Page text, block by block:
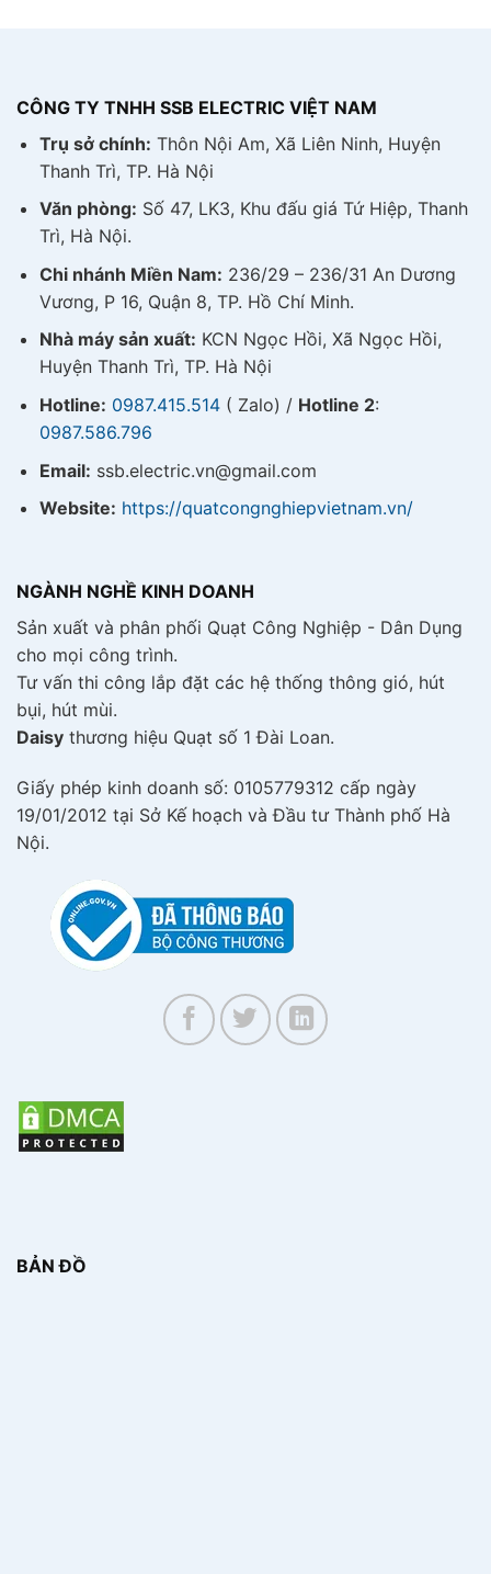
CÔNG TY TNHH SSB ELECTRIC VIỆT NAM
Trụ sở chính: Thôn Nội Am, Xã Liên Ninh, Huyện
Thanh Trì, TP. Hà Nội
Văn phòng: Số 47, LK3, Khu đấu giá Tứ Hiệp, Thanh
Trì, Hà Nội.
Chi nhánh Miền Nam: 236/29 – 236/31 An Dương
Vương, P 16, Quận 8, TP. Hồ Chí Minh.
Nhà máy sản xuất: KCN Ngọc Hồi, Xã Ngọc Hồi,
Huyện Thanh Trì, TP. Hà Nội
Hotline: 0987.415.514( Zalo) / Hotline 2:
0987.586.796
Email: ssb.electric.vn@gmail.com
Website: https://quatcongnghiepvietnam.vn/
NGÀNH NGHỀ KINH DOANH
Sản xuất và phân phối Quạt Công Nghiệp - Dân Dụng
cho mọi công trình.
Tư vấn thi công lắp đặt các hệ thống thông gió, hút
bụi, hút mùi.
Daisy thương hiệu Quạt số 1 Đài Loan.
Giấy phép kinh doanh số: 0105779312 cấp ngày
19/01/2012 tại Sở Kế hoạch và Đầu tư Thành phố Hà
Nội.
BẢN ĐỒ